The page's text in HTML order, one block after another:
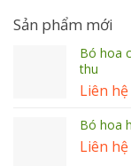
Sản phẩm mới
Bó hoa
thu
Liên hệ
Bó hoa
Liên hệ